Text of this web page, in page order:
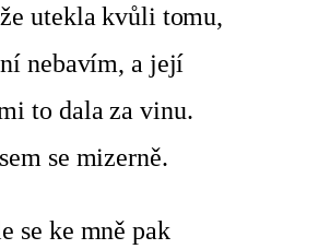
utekla kvůli tomu,
ní nebavím, a její
to dala za vinu.
se mizerně.
se ke mně pak